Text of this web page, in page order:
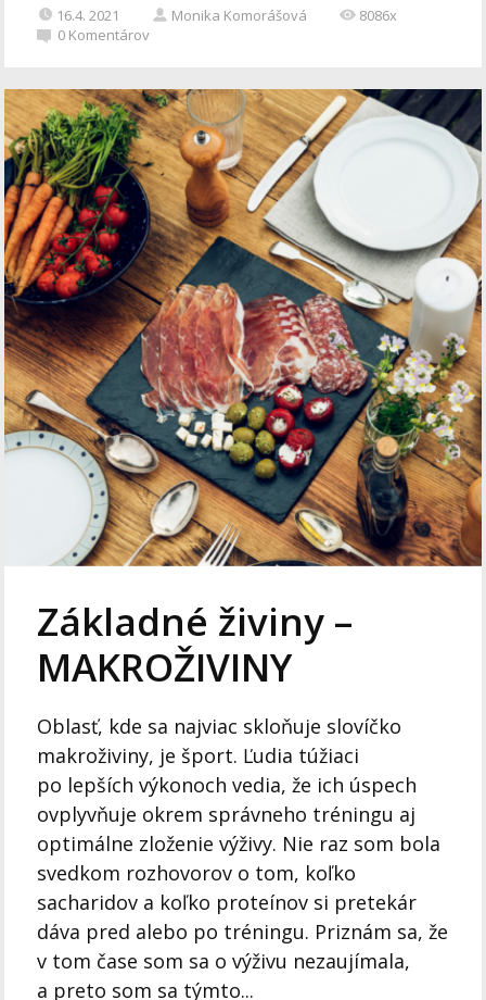
16.4. 2021 Monika Komorášová
8086x
0 Komentárov
Základné živiny –
MAKROŽIVINY
Oblasť, kde sa najviac skloňuje slovíčko
makroživiny, je šport. Ľudia túžiaci
po lepších výkonoch vedia, že ich úspech
ovplyvňuje okrem správneho tréningu aj
optimálne zloženie výživy. Nie raz som bola
svedkom rozhovorov o tom, koľko
sacharidov a koľko proteínov si pretekár
dáva pred alebo po tréningu. Priznám sa, že
v tom čase som sa o výživu nezaujímala,
a preto som sa týmto...